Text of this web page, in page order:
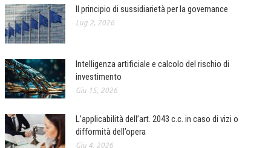
Il principio di sussidiarietà per la governance
Lug 2, 2026
Intelligenza artificiale e calcolo del rischio di
investimento
Giu 15, 2026
L’applicabilità dell’art. 2043 c.c. in caso di vizi o
difformità dell’opera
Giu 4, 2026